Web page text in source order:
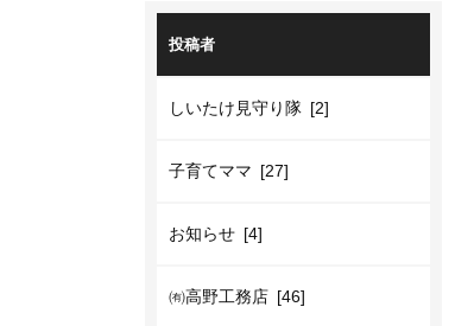
投稿者
しいたけ見守り隊 [2]
子育てママ [27]
お知らせ [4]
㈲高野工務店 [46]